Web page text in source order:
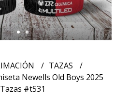
TAZAS
Newells Old Boys 2025
#t531